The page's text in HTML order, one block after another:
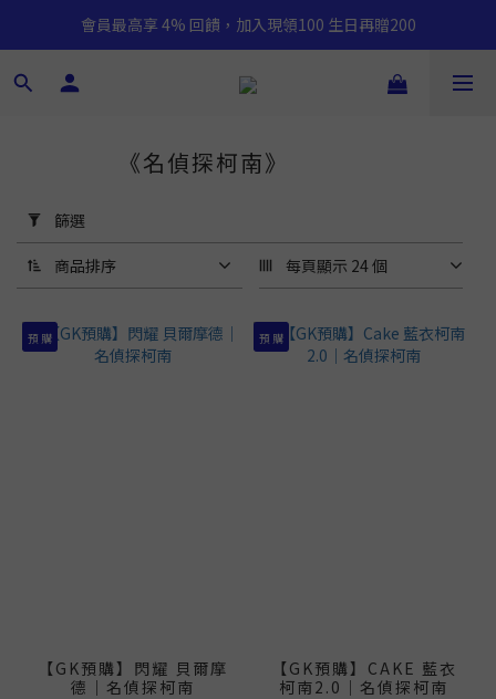
會員最高享 4% 回饋，加入現領100 生日再贈200
用
篩
選
(0/20)
價格
《名偵探柯南》
篩選
商品排序 每頁顯示 24 個
預 購
【GK預購】閃耀 貝爾摩
德｜名偵探柯南
預 購
【GK預購】CAKE 藍衣
柯南2.0｜名偵探柯南